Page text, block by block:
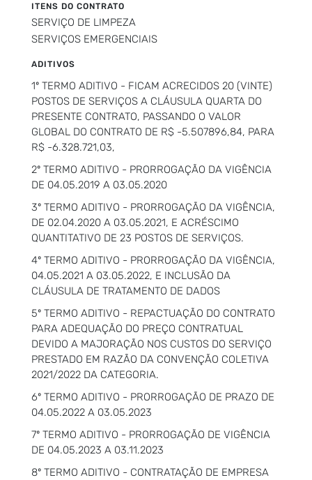
ITENS DO CONTRATO
SERVIÇO DE LIMPEZA
SERVIÇOS EMERGENCIAIS
ADITIVOS
1º TERMO ADITIVO - FICAM ACRECIDOS 20 (VINTE)
POSTOS DE SERVIÇOS A CLÁUSULA QUARTA DO
PRESENTE CONTRATO, PASSANDO O VALOR
GLOBAL DO CONTRATO DE R$ -5.507896,84, PARA
R$ -6.328.721,03,
2º TERMO ADITIVO - PRORROGAÇÃO DA VIGÊNCIA
DE 04.05.2019 A 03.05.2020
3º TERMO ADITIVO - PRORROGAÇÃO DA VIGÊNCIA,
DE 02.04.2020 A 03.05.2021, E ACRÉSCIMO
QUANTITATIVO DE 23 POSTOS DE SERVIÇOS.
4º TERMO ADITIVO - PRORROGAÇÃO DA VIGÊNCIA,
04.05.2021 A 03.05.2022, E INCLUSÃO DA
CLÁUSULA DE TRATAMENTO DE DADOS
5º TERMO ADITIVO - REPACTUAÇÃO DO CONTRATO
PARA ADEQUAÇÃO DO PREÇO CONTRATUAL
DEVIDO A MAJORAÇÃO NOS CUSTOS DO SERVIÇO
PRESTADO EM RAZÃO DA CONVENÇÃO COLETIVA
2021/2022 DA CATEGORIA.
6º TERMO ADITIVO - PRORROGAÇÃO DE PRAZO DE
04.05.2022 A 03.05.2023
7º TERMO ADITIVO - PRORROGAÇÃO DE VIGÊNCIA
DE 04.05.2023 A 03.11.2023
8º TERMO ADITIVO - CONTRATAÇÃO DE EMPRESA